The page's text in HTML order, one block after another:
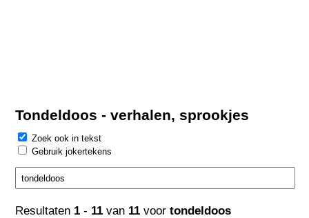
Tondeldoos - verhalen, sprookjes
Zoek ook in tekst
Gebruik jokertekens
Resultaten 1 - 11 van 11 voortondeldoos